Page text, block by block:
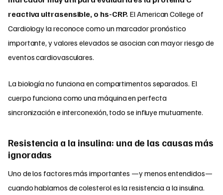
reactiva ultrasensible, o hs-CRP. El American College of
Cardiology la reconoce como un marcador pronóstico
importante, y valores elevados se asocian con mayor riesgo de
eventos cardiovasculares.
La biología no funciona en compartimentos separados. El
cuerpo funciona como una máquina en perfecta
sincronización e interconexión, todo se influye mutuamente.
Resistencia a la insulina: una de las causas más
ignoradas
Uno de los factores más importantes —y menos entendidos—
cuando hablamos de colesterol es la resistencia a la insulina.